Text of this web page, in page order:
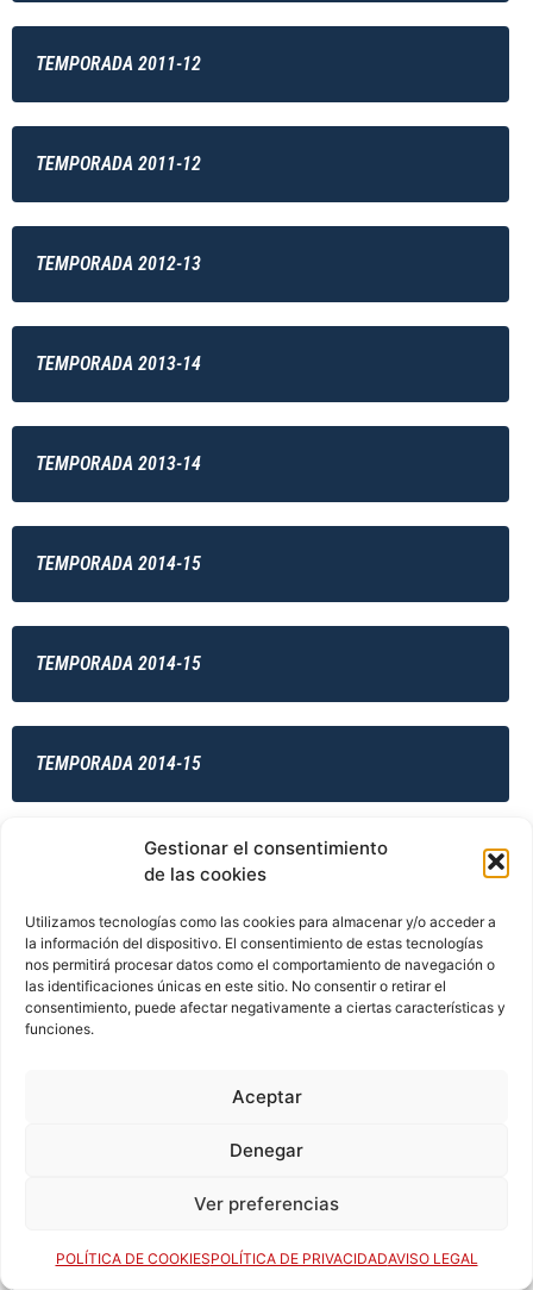
Gestionar el consentimiento
de las cookies
Utilizamos tecnologías como las cookies para almacenar y/o acceder a
la información del dispositivo. El consentimiento de estas tecnologías
nos permitirá procesar datos como el comportamiento de navegación o
las identificaciones únicas en este sitio. No consentir o retirar el
consentimiento, puede afectar negativamente a ciertas características y
funciones.
Aceptar
Denegar
Ver preferencias
POLÍTICA DE COOKIESPOLÍTICA DE PRIVACIDADAVISO LEGAL
TEMPORADA 2011-12
TEMPORADA 2011-12
TEMPORADA 2012-13
TEMPORADA 2013-14
TEMPORADA 2013-14
TEMPORADA 2014-15
TEMPORADA 2014-15
TEMPORADA 2014-15
TEMPORADA 2014-15
TEMPORADA 2014-15
TEMPORADA 2015-16